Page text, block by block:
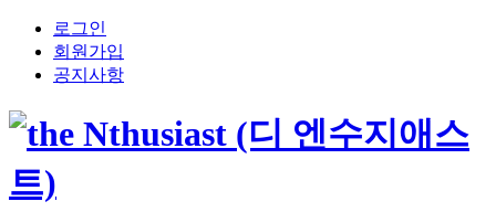
로그인
회원가입
공지사항